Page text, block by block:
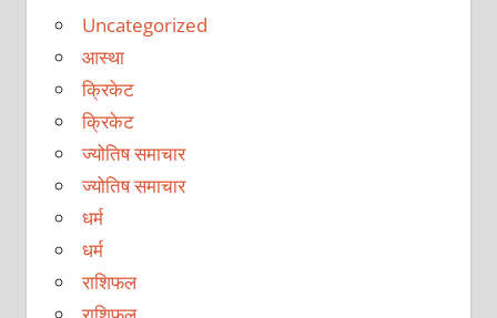
Uncategorized
आस्था
क्रिकेट
क्रिकेट
ज्योतिष समाचार
ज्योतिष समाचार
धर्म
धर्म
राशिफल